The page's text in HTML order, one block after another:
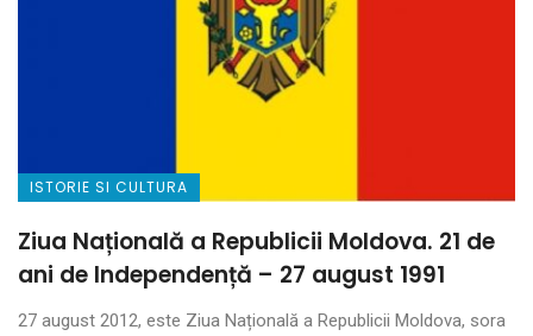
ISTORIE SI CULTURA
Ziua Națională a Republicii Moldova. 21 de
ani de Independență – 27 august 1991
27 august 2012, este Ziua Națională a Republicii Moldova, sora